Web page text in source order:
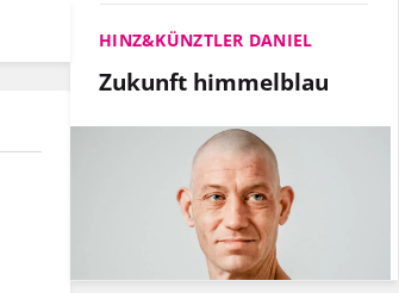
HINZ&KÜNZTLER DANIEL
Zukunft himmelblau